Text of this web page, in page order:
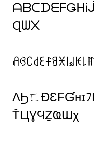
Ɋᗯ᙭
ΛϦㄈÐƐFƓнɪ
ŤЦƔϤẔҨƜχ